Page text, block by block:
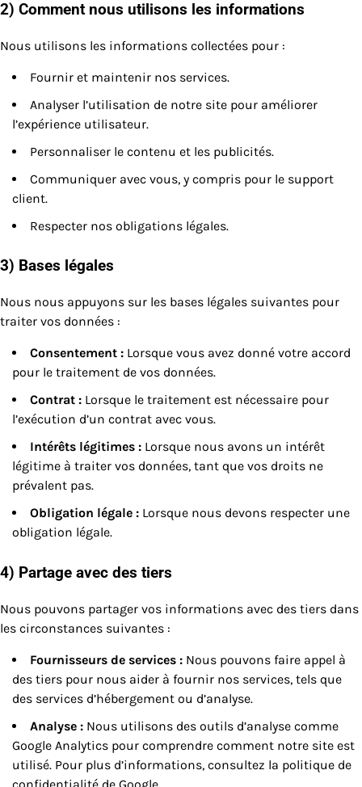
2) Comment nous utilisons les informations
Nous utilisons les informations collectées pour :
Fournir et maintenir nos services.
Analyser l’utilisation de notre site pour améliorer
l’expérience utilisateur.
Personnaliser le contenu et les publicités.
Communiquer avec vous, y compris pour le support
client.
Respecter nos obligations légales.
3) Bases légales
Nous nous appuyons sur les bases légales suivantes pour
traiter vos données :
Consentement : Lorsque vous avez donné votre accord
pour le traitement de vos données.
Contrat : Lorsque le traitement est nécessaire pour
l’exécution d’un contrat avec vous.
Intérêts légitimes : Lorsque nous avons un intérêt
légitime à traiter vos données, tant que vos droits ne
prévalent pas.
Obligation légale : Lorsque nous devons respecter une
obligation légale.
4) Partage avec des tiers
Nous pouvons partager vos informations avec des tiers dans
les circonstances suivantes :
Fournisseurs de services : Nous pouvons faire appel à
des tiers pour nous aider à fournir nos services, tels que
des services d’hébergement ou d’analyse.
Analyse : Nous utilisons des outils d’analyse comme
Google Analytics pour comprendre comment notre site est
utilisé. Pour plus d’informations, consultez la politique de
confidentialité de Google.